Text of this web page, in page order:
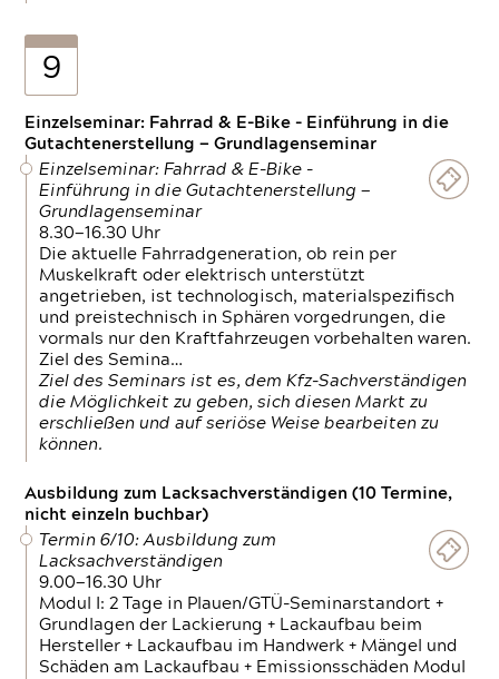
9
Einzelseminar: Fahrrad & E-Bike - Einführung in die
Gutachtenerstellung — Grundlagenseminar
Einzelseminar: Fahrrad & E-Bike -
Einführung in die Gutachtenerstellung —
Grundlagenseminar
8.30—16.30 Uhr
Die aktuelle Fahrradgeneration, ob rein per
Muskelkraft oder elektrisch unterstützt
angetrieben, ist technologisch, materialspezifisch
und preistechnisch in Sphären vorgedrungen, die
vormals nur den Kraftfahrzeugen vorbehalten waren.
Ziel des Semina…
Ziel des Seminars ist es, dem Kfz-Sachverständigen
die Möglichkeit zu geben, sich diesen Markt zu
erschließen und auf seriöse Weise bearbeiten zu
können.
Ausbildung zum Lacksachverständigen (10 Termine,
nicht einzeln buchbar)
Termin 6/10: Ausbildung zum
Lacksachverständigen
9.00—16.30 Uhr
Modul I: 2 Tage in Plauen/GTÜ-Seminarstandort +
Grundlagen der Lackierung + Lackaufbau beim
Hersteller + Lackaufbau im Handwerk + Mängel und
Schäden am Lackaufbau + Emissionsschäden Modul